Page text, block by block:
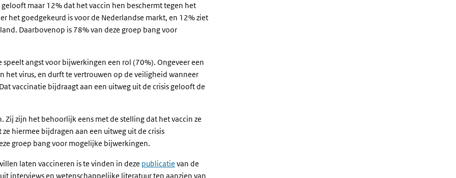
maar 12% dat het vaccin hen beschermt tegen het
het goedgekeurd is voor de Nederlandse markt, en 12% ziet
Daarbovenop is 78% van deze groep bang voor
angst voor bijwerkingen een rol (70%). Ongeveer een
virus, en durft te vertrouwen op de veiligheid wanneer
vaccinatie bijdraagt aan een uitweg uit de crisis gelooft de
Zij zijn het behoorlijk eens met de stelling dat het vaccin ze
hiermee bijdragen aan een uitweg uit de crisis
groep bang voor mogelijke bijwerkingen.
laten vaccineren is te vinden in deze publicatie van de
interviews en wetenschappelijke literatuur ten aanzien van